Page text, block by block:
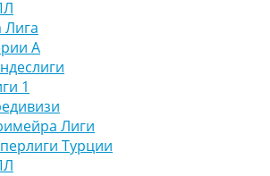
Лига
А
1
Лиги
Турции